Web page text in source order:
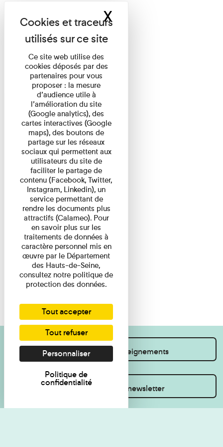
Je souhaite des renseignements
Inscrivez-vous à la newsletter
Ce site web utilise des
cookies déposés par des
partenaires pour vous
proposer : la mesure
d’audience utile à
l’amélioration du site
(Google analytics), des
cartes interactives (Google
maps), des boutons de
partage sur les réseaux
sociaux qui permettent aux
utilisateurs du site de
faciliter le partage de
contenu (Facebook, Twitter,
Instagram, Linkedin), un
service permettant de
rendre les documents plus
attractifs (Calameo). Pour
en savoir plus sur les
traitements de données à
caractère personnel mis en
œuvre par le Département
des Hauts-de-Seine,
consultez notre politique de
protection des données.
Tout accepter
Tout refuser
Personnaliser
Politique de
confidentialité
XMasquer le